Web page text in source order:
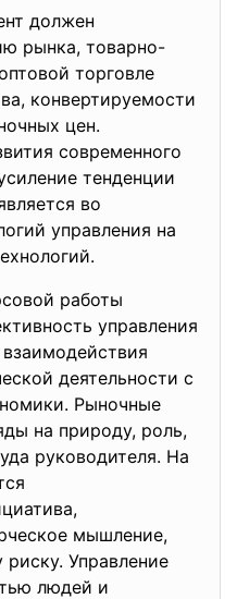
должен
рынка, товарно-
торговле
конвертируемости
цен.
современного
тенденции
во
управления на
работы
управления
деятельности с
Рыночные
на природу, роль,
руководителя. На
мышление,
Управление
людей и